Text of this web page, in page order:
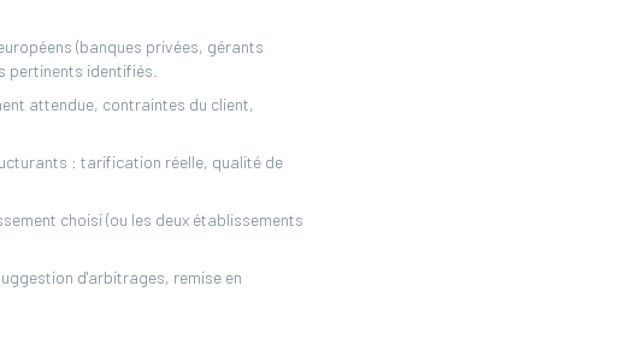
(banques privées, gérants
pertinents identifiés.
attendue, contraintes du client,
: tarification réelle, qualité de
choisi (ou les deux établissements
d'arbitrages, remise en